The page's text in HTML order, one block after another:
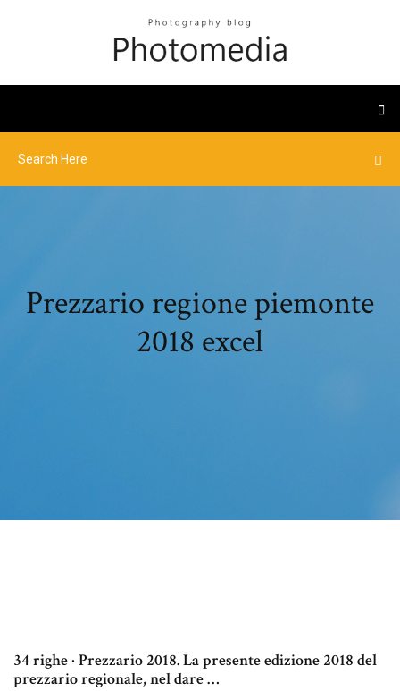
Prezzario regione piemonte
2018 excel
34 righe · Prezzario 2018. La presente edizione 2018 del
prezzario regionale, nel dare …